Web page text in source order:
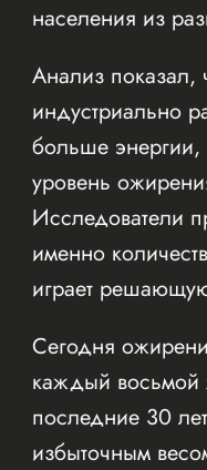
населения из
Анализ показал,
индустриально
больше
уровень
Исследователи
именно
играет
Сегодня
каждый восьмой
последние 30
избыточным